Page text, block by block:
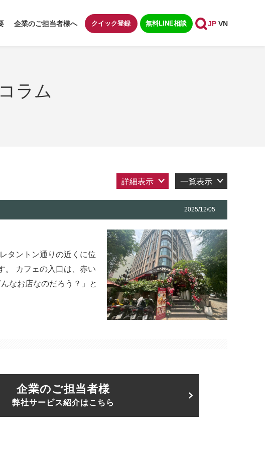
企業のご担当者様へ クイック登録 無料LINE相談 JP VN
ラム
詳細表示 一覧表示
2025/12/05
タントン通りの近くに位
。 カフェの入口は、赤い
なお店なのだろう？」と
企業のご担当者様
弊社サービス紹介はこちら